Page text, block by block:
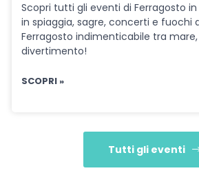
Scopri tutti gli eventi di Ferragosto
in spiaggia, sagre, concerti e fuochi
Ferragosto indimenticabile tra
divertimento!
SCOPRI »
Tutti gli eventi